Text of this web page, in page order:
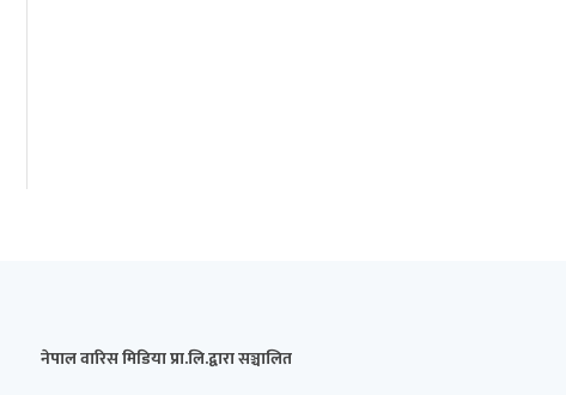
नेपाल वारिस मिडिया प्रा.लि.द्वारा सञ्चालित